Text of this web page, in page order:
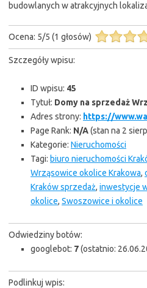
budowlanych w atrakcyjnych
Ocena: 5/5 (1 głosów)
Szczegóły wpisu:
ID wpisu: 45
Tytuł: Domy na sprzedaż
Adres strony: https://
Page Rank: N/A(stan na 2
Kategorie: Nieruchomości
Tagi: biuro nieruchomości
Wrząsowice okolice Krakowa,
Kraków sprzedaż, inwestycje
okolice, Swoszowice i okolice
Odwiedziny botów:
googlebot: 7(ostatnio:
Podlinkuj wpis: